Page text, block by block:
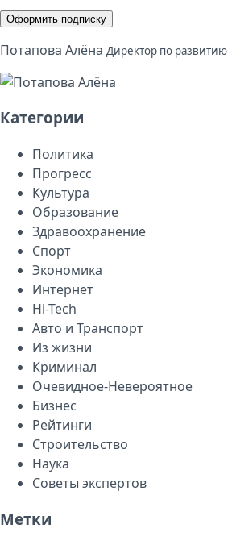
Оформить подписку
Потапова Алёна Директор по развитию
Категории
Политика
Прогресс
Культура
Образование
Здравоохранение
Спорт
Экономика
Интернет
Hi-Tech
Авто и Транспорт
Из жизни
Криминал
Очевидное-Невероятное
Бизнес
Рейтинги
Строительство
Наука
Советы экспертов
Метки